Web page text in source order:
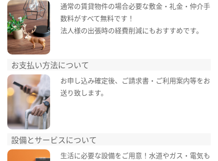
通常の賃貸物件の場合必要な敷金・礼金・仲介手
数料がすべて無料です！
法人様の出張時の経費削減にもおすすめです。
お支払い方法について
お申し込み確定後、ご請求書・ご利用案内等をお
送り致します。
設備とサービスについて
生活に必要な設備をご用意！水道やガス・電気も